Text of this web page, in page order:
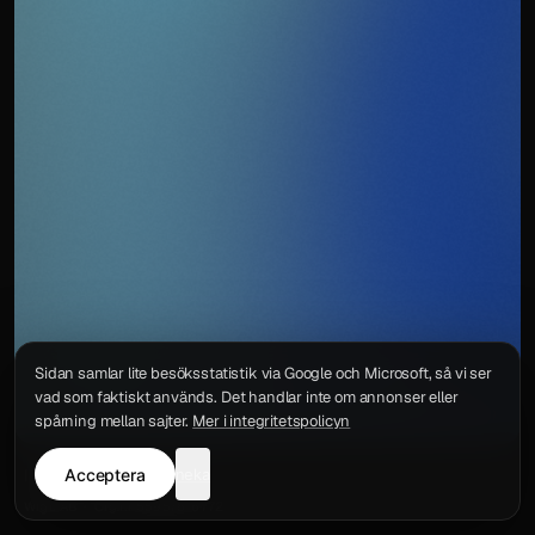
IntegritetspolicyKontakt
Sidan samlar lite besöksstatistik via Google och Microsoft, så vi ser
vad som faktiskt används. Det handlar inte om annonser eller
spårning mellan sajter. Mer i integritetspolicyn
Acceptera neka